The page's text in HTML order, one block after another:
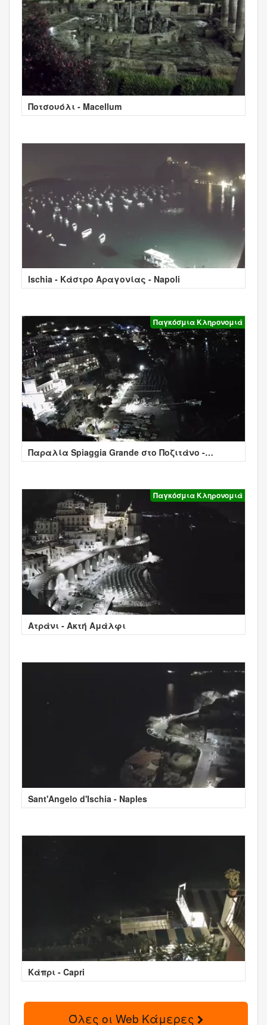
Ποτσουόλι - Macellum
Ischia - Κάστρο Αραγονίας - Napoli
Παγκόσμια Κληρονομιά
Παραλία Spiaggia Grande στο Ποζιτάνο -
Positano
Παγκόσμια Κληρονομιά
Ατράνι - Ακτή Αμάλφι
Sant'Angelo d'Ischia - Naples
Κάπρι - Capri
Όλες οι Web Κάμερες